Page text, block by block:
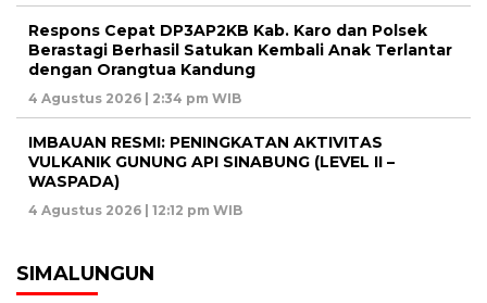
Respons Cepat DP3AP2KB Kab. Karo dan Polsek
Berastagi Berhasil Satukan Kembali Anak Terlantar
dengan Orangtua Kandung
4 Agustus 2026 | 2:34 pm WIB
IMBAUAN RESMI: PENINGKATAN AKTIVITAS
VULKANIK GUNUNG API SINABUNG (LEVEL II –
WASPADA)
4 Agustus 2026 | 12:12 pm WIB
SIMALUNGUN